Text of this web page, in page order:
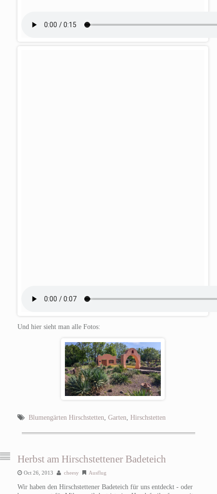
Und hier sieht man alle Fotos:
Blumengärten Hirschstetten Garten Hirschstetten
Herbst am Hirschstettener Badeteich
Oct 26, 2013 cheesy Ausflug
Wir haben den Hirschstettener Badeteich für uns entdeckt - oder